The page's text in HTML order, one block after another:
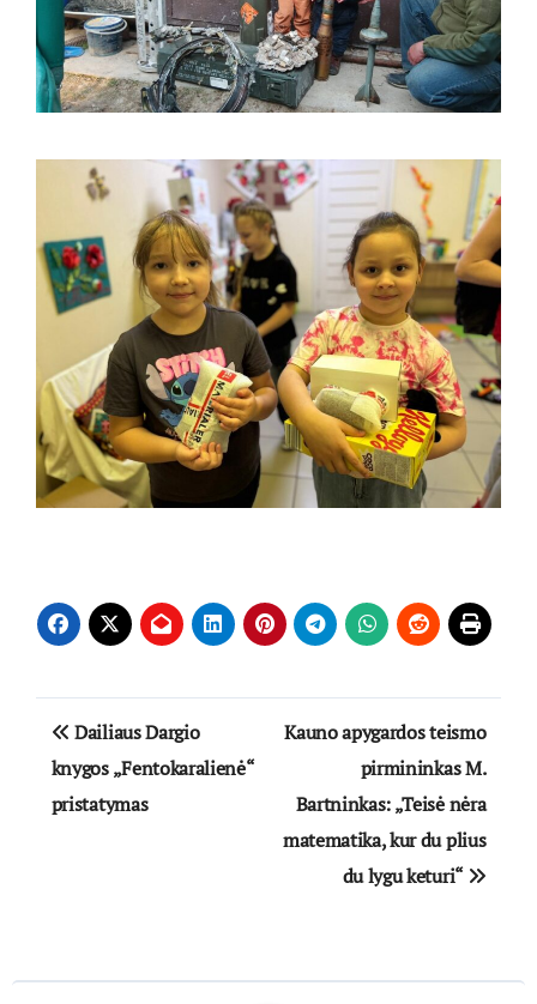
Navigacija
tarp
įrašų
Dailiaus Dargio
knygos „Fentokaralienė“
pristatymas
Kauno apygardos teismo
pirmininkas M.
Bartninkas: „Teisė nėra
matematika, kur du plius
du lygu keturi“